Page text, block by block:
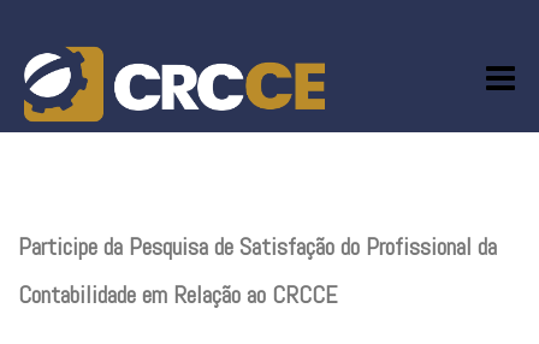
content
Participe da Pesquisa de Satisfação do Profissional da
Contabilidade em Relação ao CRCCE